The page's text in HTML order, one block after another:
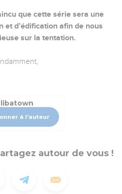
que cette série sera une
et d’édification afin de nous
sur la tentation.
à l'auteur
autour de vous !